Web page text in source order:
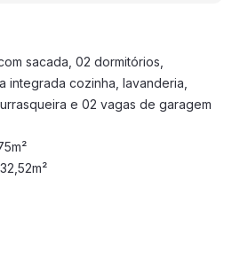
sacada, 02 dormitórios,
integrada cozinha, lavanderia,
e 02 vagas de garagem
este imóvel estarão disponíveis